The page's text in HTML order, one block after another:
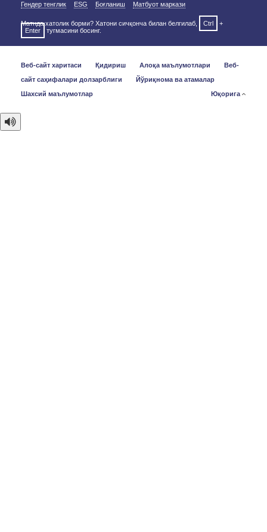
Гендер тенглик
ESG Боғланиш Матбуот маркази
Матнда хатолик борми? Хатони сичқонча билан белгилаб, Ctrl
+
Enter
тугмасини босинг.
Веб-сайт харитаси Қидириш Алоқа маълумотлари
Веб-
сайт саҳифалари долзарблиги
Йўриқнома ва атамалар
Шахсий маълумотлар
Юқорига